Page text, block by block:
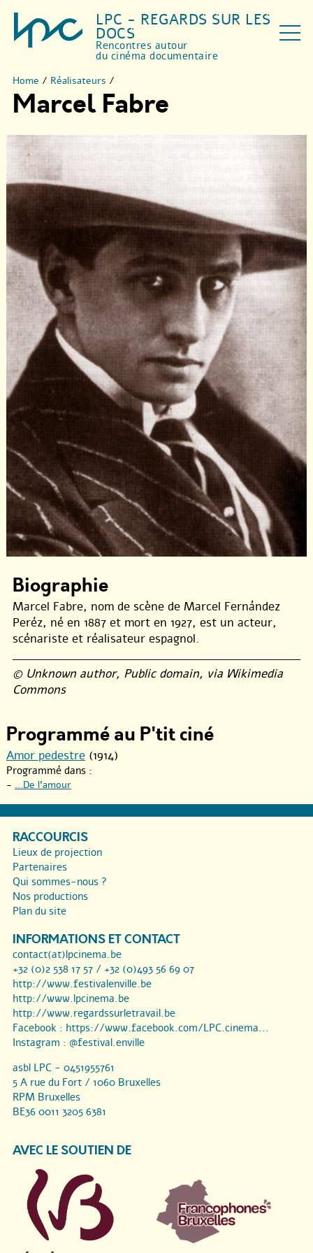
LPC - REGARDS SUR LES
DOCS
Rencontres autour
du cinéma documentaire
Home / Réalisateurs /
Marcel Fabre
Biographie
Marcel Fabre, nom de scène de Marcel Fernández
Peréz, né en 1887 et mort en 1927, est un acteur,
scénariste et réalisateur espagnol.
© Unknown author, Public domain, via Wikimedia
Commons
Programmé au P'tit ciné
Amor pedestre (1914)
Programmé dans :
- ...De l’amour
RACCOURCIS
Lieux de projection
Partenaires
Qui sommes-nous ?
Nos productions
Plan du site
INFORMATIONS ET CONTACT
contact(at)lpcinema.be
+32 (0)2 538 17 57 / +32 (0)493 56 69 07
http://www.festivalenville.be
http://www.lpcinema.be
http://www.regardssurletravail.be
Facebook : https://www.facebook.com/LPC.cinema...
Instagram : @festival.enville
asbl LPC - 0451955761
5 A rue du Fort / 1060 Bruxelles
RPM Bruxelles
BE36 0011 3205 6381
AVEC LE SOUTIEN DE